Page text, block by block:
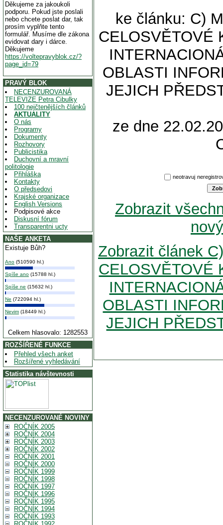
Děkujeme za jakoukoli
podporu. Pokud jste poslali
nebo chcete poslat dar, tak
prosím vyplňte tento
formulář. Musíme dle zákona
evidovat dary i dárce.
Děkujeme
https://voltepravyblok.cz/?
page_id=79
PRAVÝ BLOK
NECENZUROVANÁ
TELEVIZE Petra Cibulky
100 nejčtenějších článků
AKTUALITY
O nás
Programy
Dokumenty
Rozhovory
Publicistika
Duchovní a mravní
politologie
Přihláška
Kontakty
O předsedovi
Krajské organizace
English Versions
Podpisové akce
Diskusní fórum
Transparentni ucty
NAŠE ANKETA
Existuje Bůh?
Ano (510590 hl.)
Spíše ano (15788 hl.)
Spíše ne (15632 hl.)
Ne (722094 hl.)
Nevim (18449 hl.)
Celkem hlasovalo: 1282553
ROZŠÍŘENÉ FUNKCE
Přehled všech anket
Rozšířené vyhledávání
Statistika návštevnosti
NECENZUROVANÉ NOVINY
ROČNÍK 2005
ROČNÍK 2004
ROČNÍK 2003
ROČNÍK 2002
ROČNÍK 2001
ROČNÍK 2000
ROČNÍK 1999
ROČNÍK 1998
ROČNÍK 1997
ROČNÍK 1996
ROČNÍK 1995
ROČNÍK 1994
ROČNÍK 1993
ke článku: C)
CELOSVĚTOVÉ
OBLASTI
JEJICH
ze dne
neotravuj
Zobrazit
Zobrazit článek
CELOSVĚTOVÉ
OBLASTI
JEJICH